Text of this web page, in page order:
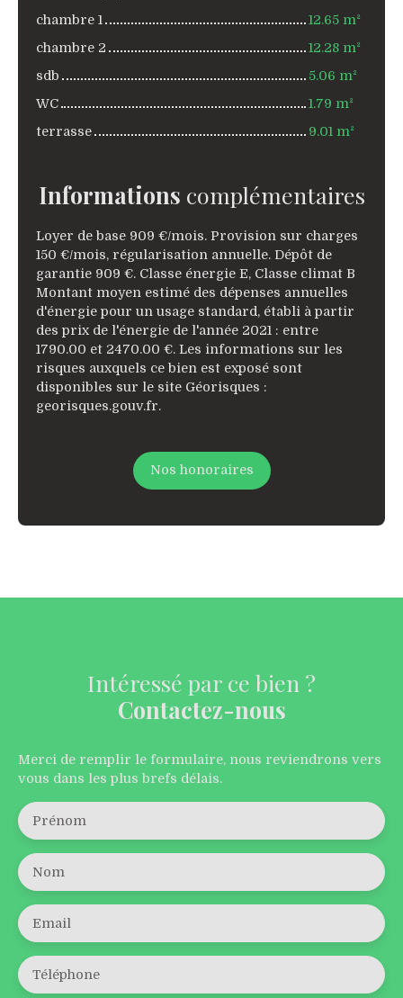
chambre 1
12.65 m²
chambre 2
12.28 m²
sdb
5.06 m²
WC
1.79 m²
terrasse
9.01 m²
Informations complémentaires
Loyer de base 909 €/mois. Provision sur charges
150 €/mois, régularisation annuelle. Dépôt de
garantie 909 €. Classe énergie E, Classe climat B
Montant moyen estimé des dépenses annuelles
d'énergie pour un usage standard, établi à partir
des prix de l'énergie de l'année 2021 : entre
1790.00 et 2470.00 €. Les informations sur les
risques auxquels ce bien est exposé sont
disponibles sur le site Géorisques :
georisques.gouv.fr.
Nos honoraires
Intéressé par ce bien ?
Contactez-nous
Merci de remplir le formulaire, nous reviendrons vers
vous dans les plus brefs délais.
Prénom
Nom
Email
Téléphone